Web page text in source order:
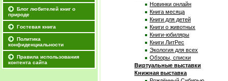
Блог любителей книг о
природе
Гостевая книга
Политика
конфиденциальности
Правила использования
контента сайта
Новинки онлайн
Книга месяца
Книги для детей
Книги о животных
Книги-юбиляры
Книги ЛитРес
Экология для всех
Обзоры, списки
Виртуальные выставки
Книжная выставка